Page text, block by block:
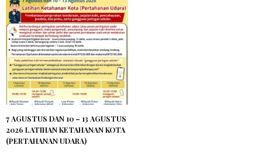
7 AGUSTUS DAN 10 – 13 AGUSTUS
2026 LATIHAN KETAHANAN KOTA
(PERTAHANAN UDARA)